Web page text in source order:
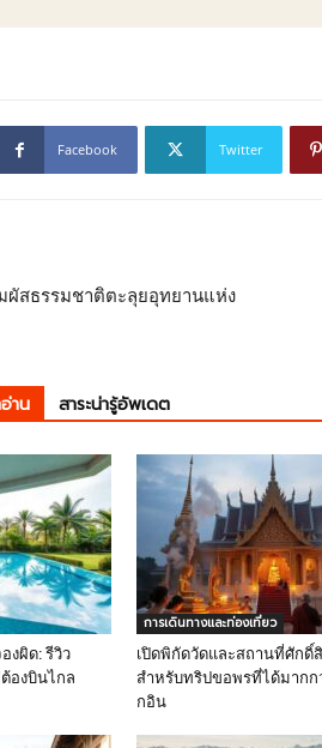
Facebook Twitter
ผัสธรรมชาติตะลุยอุทยานแห่ง
าน สาระน่ารู้อัพเดต
งผิด: รีวิว
องบินไกล
การเดินทางและท่องเที่ยว
เปิดพิกัดวัดและสถานที่ศักดิ์
สำหรับทริปขอพรที่ได้มากก
กอิน